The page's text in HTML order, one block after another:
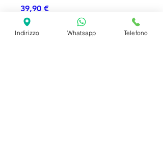
39,90 €Prezzo
Esaurito
Indirizzo Whatsapp Telefono